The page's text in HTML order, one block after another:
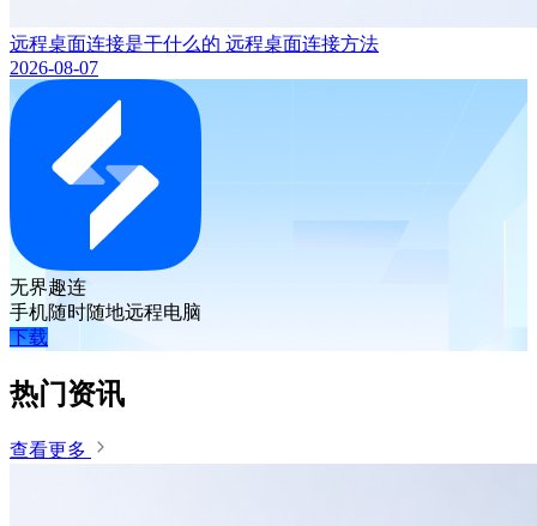
远程桌面连接是干什么的 远程桌面连接方法
2026-08-07
无界趣连
手机随时随地远程电脑
下载
热门资讯
查看更多